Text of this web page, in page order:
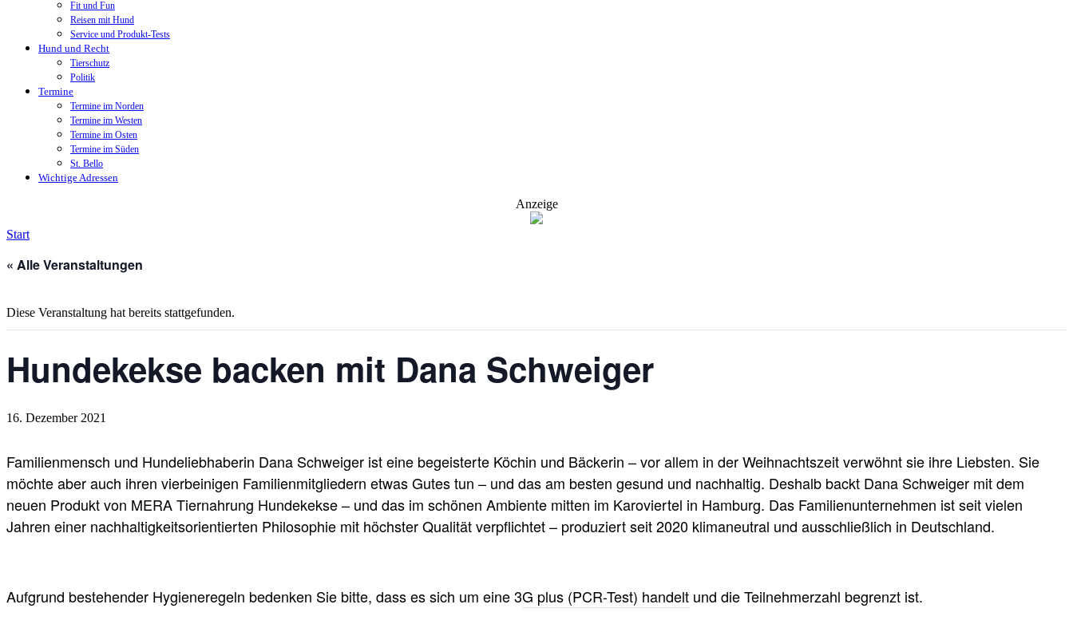
Fit und Fun
Reisen mit Hund
Service und Produkt-Tests
Hund und Recht
Tierschutz
Politik
Termine
Termine im Norden
Termine im Westen
Termine im Osten
Termine im Süden
St. Bello
Wichtige Adressen
Anzeige
Start
« Alle Veranstaltungen
Diese Veranstaltung hat bereits stattgefunden.
Hundekekse backen mit Dana Schweiger
16. Dezember 2021
Familienmensch und Hundeliebhaberin Dana Schweiger ist eine begeisterte Köchin und Bäckerin – vor allem in der Weihnachtszeit verwöhnt sie ihre Liebsten. Sie
möchte aber auch ihren vierbeinigen Familienmitgliedern etwas Gutes tun – und das am besten gesund und nachhaltig. Deshalb backt Dana Schweiger mit dem
neuen Produkt von MERA Tiernahrung Hundekekse – und das im schönen Ambiente mitten im Karoviertel in Hamburg. Das Familienunternehmen ist seit vielen
Jahren einer nachhaltigkeitsorientierten Philosophie mit höchster Qualität verpflichtet – produziert seit 2020 klimaneutral und ausschließlich in Deutschland.
Aufgrund bestehender Hygieneregeln bedenken Sie bitte, dass es sich um eine 3G plus (PCR-Test) handelt und die Teilnehmerzahl begrenzt ist.